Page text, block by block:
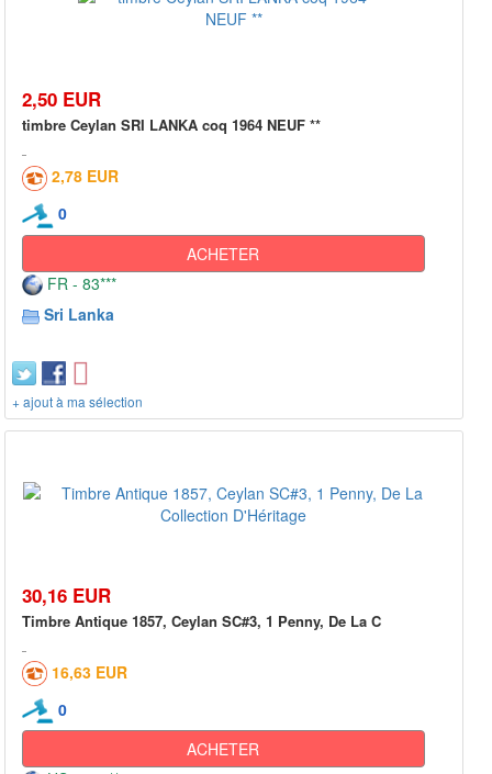
2,50 EUR
timbre Ceylan SRI LANKA coq 1964 NEUF **
2,78 EUR
0
ACHETER
FR - 83***
Sri Lanka
+ ajout à ma sélection
30,16 EUR
Timbre Antique 1857, Ceylan SC#3, 1 Penny, De La C
16,63 EUR
0
ACHETER